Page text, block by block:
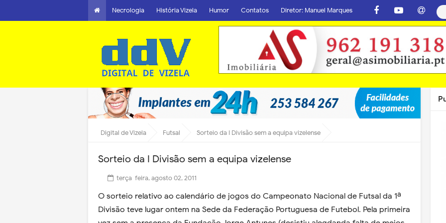
Necrologia História Vizela Humor Contatos Diretor: Manuel Marques
Digital de Vizela Futsal Sorteio da I Divisão sem a equipa vizelense
Sorteio da I Divisão sem a equipa vizelense
terça-feira, agosto 02, 2011
O sorteio relativo ao calendário de jogos do Campeonato Nacional de Futsal da 1ª
Divisão teve lugar ontem na Sede da Federação Portuguesa de Futebol. Pela primeira